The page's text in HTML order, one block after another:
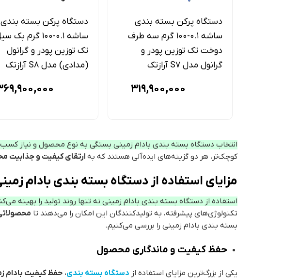
دستگاه پرکن بسته بندی
ساشه 0.1-100 گرم سه طرف
دوخت تک توزین پودر و
گرانول مدل S7 آرازتک
319,900,000
دستگاه پرکن بسته بندی
ساشه 0.1-100 گرم بک
تک توزین پودر و گرانول
(مدادی) مدل S۸ آرازتک
انتخاب دستگاه بسته بندی بادام زمینی بستگی به نوع محصول و نیاز
کوچک‌تر، هر دو گزینه‌های ایده‌آلی هستند که بهارتقای کیفیت و جذابیت
مزایای استفاده از دستگاه بسته بندی بادام
استفاده از دستگاه بسته بندی بادام زمینی نه تنها روند تولید را بهینه
تکنولوژی‌های پیشرفته، به تولیدکنندگان این امکان را می‌دهند تا
بسته بندی بادام زمینی را بررسی می‌کنیم.
حفظ کیفیت و ماندگاری محصول
یکی از بزرگ‌ترین مزایای استفاده از دستگاه بسته بندی، حفظ کیفیت بادام